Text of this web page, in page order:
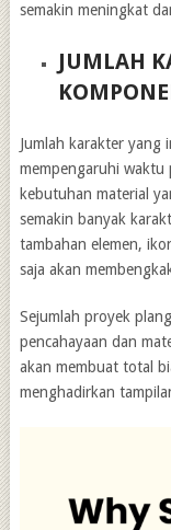
semakin meningkat
JUMLAH
Jumlah karakter yang
mempengaruhi waktu
kebutuhan material
semakin banyak
tambahan elemen,
saja akan
Sejumlah proyek
pencahayaan dan
akan membuat total
menghadirkan